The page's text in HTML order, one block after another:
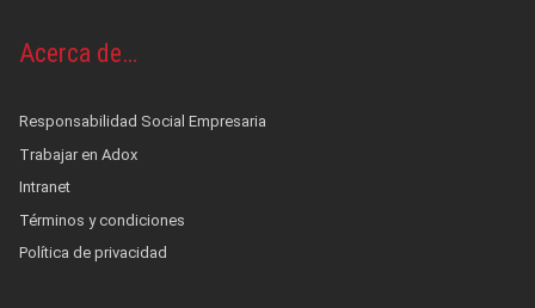
Acerca de…
Responsabilidad Social Empresaria
Trabajar en Adox
Intranet
Términos y condiciones
Política de privacidad